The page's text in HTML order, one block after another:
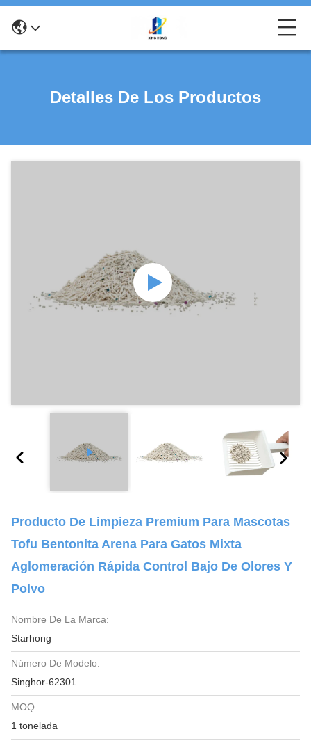
Detalles De Los Productos
Producto De Limpieza Premium Para Mascotas
Tofu Bentonita Arena Para Gatos Mixta
Aglomeración Rápida Control Bajo De Olores Y
Polvo
Nombre De La Marca:
Starhong
Número De Modelo:
Singhor-62301
MOQ:
1 tonelada